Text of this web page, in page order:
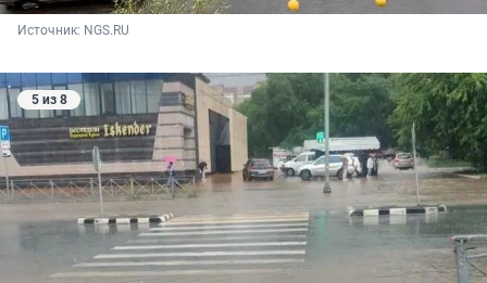
Источник: NGS.RU
5 из 8